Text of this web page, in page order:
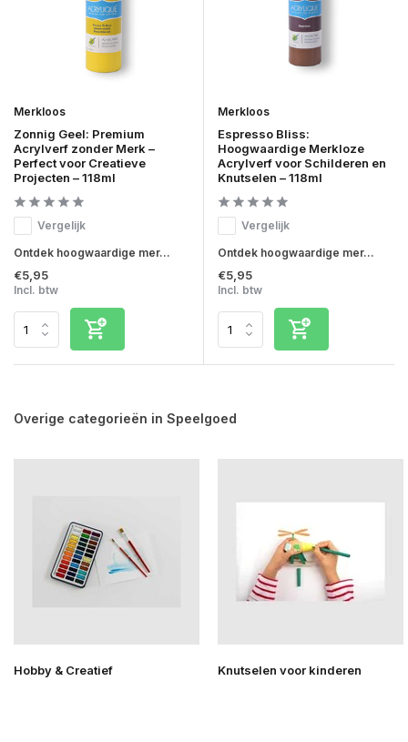
Merkloos
Zonnig Geel: Premium
Acrylverf zonder Merk –
Perfect voor Creatieve
Projecten – 118ml
Vergelijk
Ontdek hoogwaardige mer...
€5,95
Incl. btw
Merkloos
Espresso Bliss:
Hoogwaardige Merkloze
Acrylverf voor Schilderen en
Knutselen – 118ml
Vergelijk
Ontdek hoogwaardige mer...
€5,95
Incl. btw
Overige categorieën in Speelgoed
Hobby & Creatief Knutselen voor kinderen